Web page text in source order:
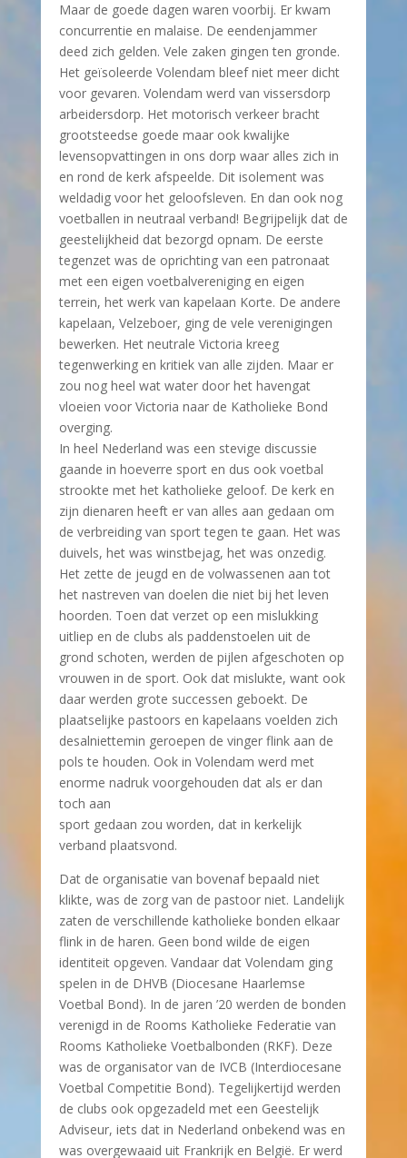
Maar de goede dagen waren voorbij. Er kwam
concurrentie en malaise. De eendenjammer
deed zich gelden. Vele zaken gingen ten gronde.
Het geïsoleerde Volendam bleef niet meer dicht
voor gevaren. Volendam werd van vissersdorp
arbeidersdorp. Het motorisch verkeer bracht
grootsteedse goede maar ook kwalijke
levensopvattingen in ons dorp waar alles zich in
en rond de kerk afspeelde. Dit isolement was
weldadig voor het geloofsleven. En dan ook nog
voetballen in neutraal verband! Begrijpelijk dat de
geestelijkheid dat bezorgd opnam. De eerste
tegenzet was de oprichting van een patronaat
met een eigen voetbalvereniging en eigen
terrein, het werk van kapelaan Korte. De andere
kapelaan, Velzeboer, ging de vele verenigingen
bewerken. Het neutrale Victoria kreeg
tegenwerking en kritiek van alle zijden. Maar er
zou nog heel wat water door het havengat
vloeien voor Victoria naar de Katholieke Bond
overging.
In heel Nederland was een stevige discussie
gaande in hoeverre sport en dus ook voetbal
strookte met het katholieke geloof. De kerk en
zijn dienaren heeft er van alles aan gedaan om
de verbreiding van sport tegen te gaan. Het was
duivels, het was winstbejag, het was onzedig.
Het zette de jeugd en de volwassenen aan tot
het nastreven van doelen die niet bij het leven
hoorden. Toen dat verzet op een mislukking
uitliep en de clubs als paddenstoelen uit de
grond schoten, werden de pijlen afgeschoten op
vrouwen in de sport. Ook dat mislukte, want ook
daar werden grote successen geboekt. De
plaatselijke pastoors en kapelaans voelden zich
desalniettemin geroepen de vinger flink aan de
pols te houden. Ook in Volendam werd met
enorme nadruk voorgehouden dat als er dan
toch aan
sport gedaan zou worden, dat in kerkelijk
verband plaatsvond.
Dat de organisatie van bovenaf bepaald niet
klikte, was de zorg van de pastoor niet. Landelijk
zaten de verschillende katholieke bonden elkaar
flink in de haren. Geen bond wilde de eigen
identiteit opgeven. Vandaar dat Volendam ging
spelen in de DHVB (Diocesane Haarlemse
Voetbal Bond). In de jaren ’20 werden de bonden
verenigd in de Rooms Katholieke Federatie van
Rooms Katholieke Voetbalbonden (RKF). Deze
was de organisator van de IVCB (Interdiocesane
Voetbal Competitie Bond). Tegelijkertijd werden
de clubs ook opgezadeld met een Geestelijk
Adviseur, iets dat in Nederland onbekend was en
was overgewaaid uit Frankrijk en België. Er werd